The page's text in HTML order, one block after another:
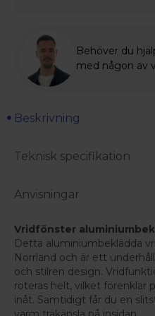
Behöver du
med någon av
Beskrivning
Teknisk specifikation
Anvisningar
Vridfönster
Detta aluminiumbeklädda
Norrland och är ett
och stilren design.
roteras helt, vilket förenklar
inåt. Samtidigt får du en